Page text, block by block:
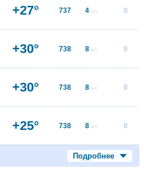
+27° 737 4 м/с 0
+30° 738 8 м/с 0
+30° 738 8 м/с 0
+25° 738 8 м/с 0
Подробнее